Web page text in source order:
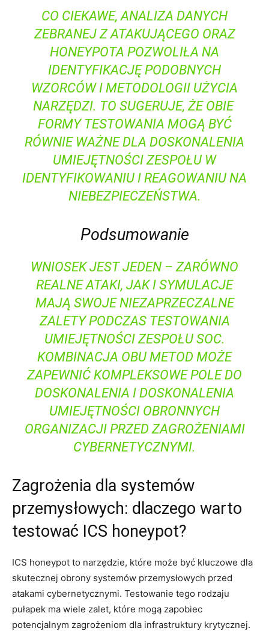
CO CIEKAWE, ANALIZA DANYCH
ZEBRANEJ Z ATAKUJĄCEGO ORAZ
HONEYPOTA ⁢POZWOLIŁA NA
IDENTYFIKACJĘ PODOBNYCH
WZORCÓW I METODOLOGII UŻYCIA
NARZĘDZI. TO SUGERUJE, ŻE OBIE ​
FORMY TESTOWANIA MOGĄ ⁢BYĆ
RÓWNIE WAŻNE DLA DOSKONALENIA
UMIEJĘTNOŚCI ZESPOŁU W
IDENTYFIKOWANIU I REAGOWANIU NA
NIEBEZPIECZEŃSTWA.
Podsumowanie
WNIOSEK JEST JEDEN – ZARÓWNO
REALNE ATAKI, JAK I SYMULACJE
MAJĄ ⁢SWOJE NIEZAPRZECZALNE
ZALETY PODCZAS TESTOWANIA
UMIEJĘTNOŚCI ZESPOŁU SOC.
KOMBINACJA OBU⁢ METOD MOŻE
ZAPEWNIĆ KOMPLEKSOWE POLE‌ DO
DOSKONALENIA I DOSKONALENIA
UMIEJĘTNOŚCI OBRONNYCH
ORGANIZACJI PRZED ZAGROŻENIAMI
CYBERNETYCZNYMI.
Zagrożenia dla systemów
przemysłowych: dlaczego warto
⁢testować ICS honeypot?
ICS honeypot to narzędzie, które może być ‌kluczowe⁣ dla
skutecznej obrony⁢ systemów przemysłowych przed‌
atakami cybernetycznymi. ⁤Testowanie tego rodzaju
pułapek ma wiele zalet,⁣ które mogą zapobiec
potencjalnym zagrożeniom dla infrastruktury krytycznej.